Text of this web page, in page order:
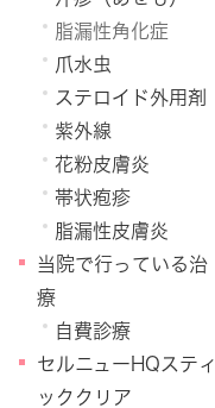
脂漏性角化症
爪水虫
ステロイド外用剤
紫外線
花粉皮膚炎
帯状疱疹
脂漏性皮膚炎
当院で行っている治
療
自費診療
セルニューHQスティ
ッククリア